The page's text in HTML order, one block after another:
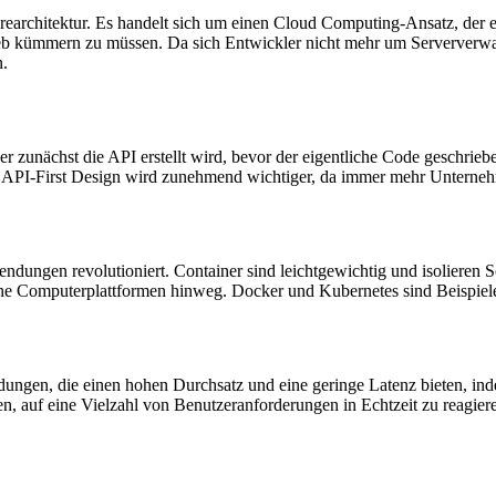
Es handelt sich um einen Cloud Computing-Ansatz,
zu müssen. Da sich Entwickler nicht mehr um
die API erstellt wird, bevor der eigentliche Code
First Design wird zunehmend wichtiger, da immer mehr
revolutioniert. Container sind leichtgewichtig und isolieren
Computerplattformen hinweg. Docker und Kubernetes sind
die einen hohen Durchsatz und eine geringe Latenz bieten,
auf eine Vielzahl von Benutzeranforderungen in Echtzeit zu